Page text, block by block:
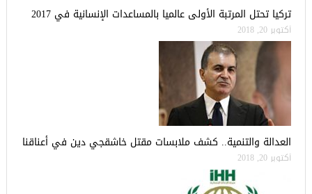
تركيا تحتل المرتبة الأولى عالميا بالمساعدات الإنسانية في 2017
أكتوبر 20, 2018
العدالة والتنمية.. كشف ملابسات مقتل خاشقجي دين في أعناقنا
أكتوبر 20, 2018